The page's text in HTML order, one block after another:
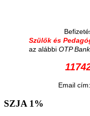
Szülők és
az alábbi OTP Bank
Email cím:
SZJA1%